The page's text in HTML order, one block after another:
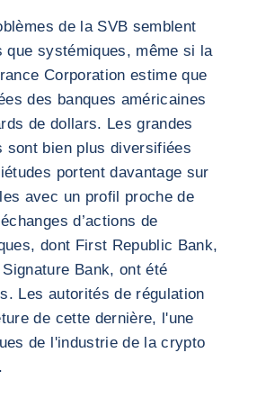
de la SVB semblent
que systémiques, même si la
Corporation estime que
des banques américaines
de dollars. Les grandes
sont bien plus diversifiées
portent davantage sur
avec un profil proche de
d’actions de
dont First Republic Bank,
Bank, ont été
Les autorités de régulation
de cette dernière, l'une
de l'industrie de la crypto